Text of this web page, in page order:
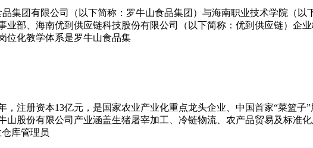
集团有限公司（以下简称：罗牛山食品集团）与海南职业技术学院（
业部、海南优到供应链科技股份有限公司（以下简称：优到供应链）企
位化教学体系是罗牛山食品集
，注册资本13亿元，是国家农业产业化重点龙头企业、中国首家“菜篮
山股份有限公司产业涵盖生猪屠宰加工、冷链物流、农产品贸易及标准
库管理员